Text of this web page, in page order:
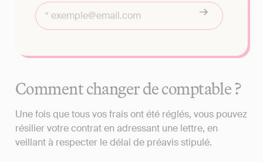
Comment changer de comptable ?
Une fois que tous vos frais ont été réglés, vous pouvez
résilier votre contrat en adressant une lettre, en
veillant à respecter le délai de préavis stipulé.